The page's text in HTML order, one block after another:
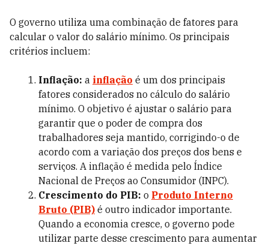
O governo utiliza uma combinação de fatores para
calcular o valor do salário mínimo. Os principais
critérios incluem:
Inflação: a inflação é um dos principais
fatores considerados no cálculo do salário
mínimo. O objetivo é ajustar o salário para
garantir que o poder de compra dos
trabalhadores seja mantido, corrigindo-o de
acordo com a variação dos preços dos bens e
serviços. A inflação é medida pelo Índice
Nacional de Preços ao Consumidor (INPC).
Crescimento do PIB: o Produto Interno
Bruto (PIB) é outro indicador importante.
Quando a economia cresce, o governo pode
utilizar parte desse crescimento para aumentar